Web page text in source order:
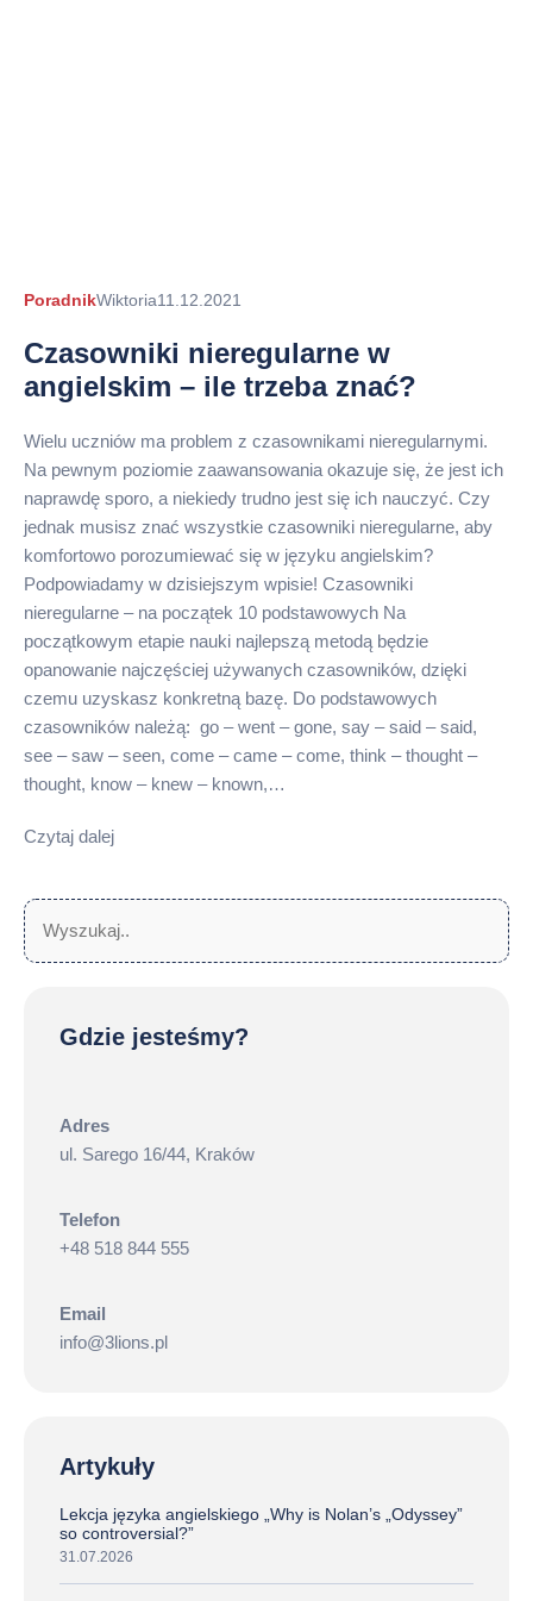
PoradnikAutor
Wiktoria11.12.2021
Czasowniki nieregularne w
angielskim – ile trzeba znać?
Wielu uczniów ma problem z czasownikami nieregularnymi.
Na pewnym poziomie zaawansowania okazuje się, że jest ich
naprawdę sporo, a niekiedy trudno jest się ich nauczyć. Czy
jednak musisz znać wszystkie czasowniki nieregularne, aby
komfortowo porozumiewać się w języku angielskim?
Podpowiadamy w dzisiejszym wpisie! Czasowniki
nieregularne – na początek 10 podstawowych Na
początkowym etapie nauki najlepszą metodą będzie
opanowanie najczęściej używanych czasowników, dzięki
czemu uzyskasz konkretną bazę. Do podstawowych
czasowników należą: go – went – gone, say – said – said,
see – saw – seen, come – came – come, think – thought –
thought, know – knew – known,…
Czytaj dalej
Szukaj:
Gdzie jesteśmy?
Adres
ul. Sarego 16/44, Kraków
Telefon
+48 518 844 555
Email
info@3lions.pl
Artykuły
Lekcja języka angielskiego „Why is Nolan’s „Odyssey”
so controversial?”
31.07.2026